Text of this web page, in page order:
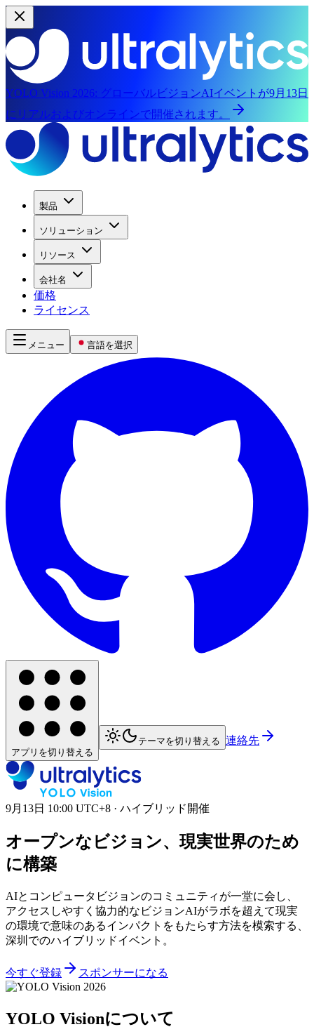
YOLO Vision 2026: グローバルビジョンAIイベントが9月13日
にリアルおよびオンラインで開催されます。
製品
ソリューション
リソース
会社名
価格
ライセンス
メニュー 言語を選択
アプリを切り替える
テーマを切り替える 連絡先
9月13日 10:00 UTC+8 · ハイブリッド開催
オープンなビジョン、現実世界のため
に構築
AIとコンピュータビジョンのコミュニティが一堂に会し、
アクセスしやすく協力的なビジョンAIがラボを超えて現実
の環境で意味のあるインパクトをもたらす方法を模索する、
深圳でのハイブリッドイベント。
今すぐ登録 スポンサーになる
YOLO Visionについて